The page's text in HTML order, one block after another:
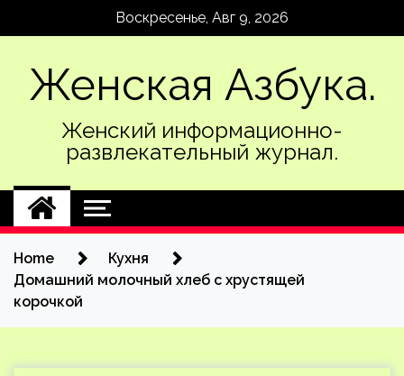
Воскресенье, Авг 9, 2026
Женская Азбука.
Женский информационно-
развлекательный журнал.
Home
Кухня
Домашний молочный хлеб с хрустящей
корочкой